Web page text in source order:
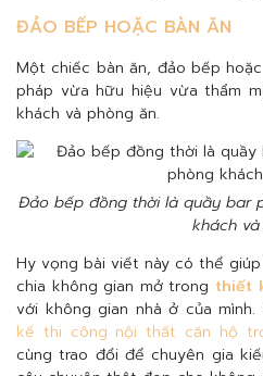
ĐẢO BẾP HOẶC BÀN ĂN
Một chiếc bàn ăn, đảo bếp
pháp vừa hữu hiệu vừa thẩm
khách và phòng ăn.
Đảo bếp đồng thời là quầy bar
khách
Hy vọng bài viết này có thể
chia không gian mở trong thiết
với không gian nhà ở của
kế thi công nội thất căn hộ
cùng trao đổi để chuyên gia